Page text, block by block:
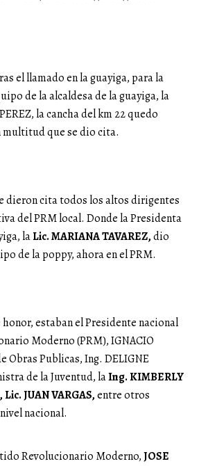
el llamado en la guayiga, para la
de la alcaldesa de la guayiga, la
la cancha del km 22 quedo
multitud que se dio cita.
dieron cita todos los altos dirigentes
del PRM local. Donde la Presidenta
laLic. MARIANA TAVAREZ,dio
de la poppy, ahora en el PRM.
estaban el Presidente nacional
Moderno (PRM), IGNACIO
Obras Publicas, Ing. DELIGNE
de la Juventud, laIng. KIMBERLY
JUAN VARGAS,entre otros
nacional.
Revolucionario Moderno,JOSE